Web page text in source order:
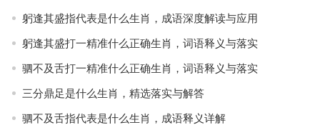
躬逢其盛指代表是什么生肖，成语深度解读与应用
躬逢其盛打一精准什么正确生肖，词语释义与落实
驷不及舌打一精准什么正确生肖，词语释义与落实
三分鼎足是什么生肖，精选落实与解答
驷不及舌指代表是什么生肖，成语释义详解